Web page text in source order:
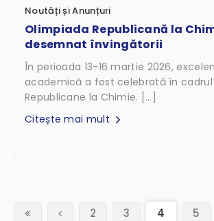
Noutăți și Anunțuri
Olimpiada Republicană la
desemnat învingătorii
În perioada 13-16 martie 2026,
academică a fost celebrată în cadrul
Republicane la Chimie. […]
Citește mai mult
2 3 4 (current)
5